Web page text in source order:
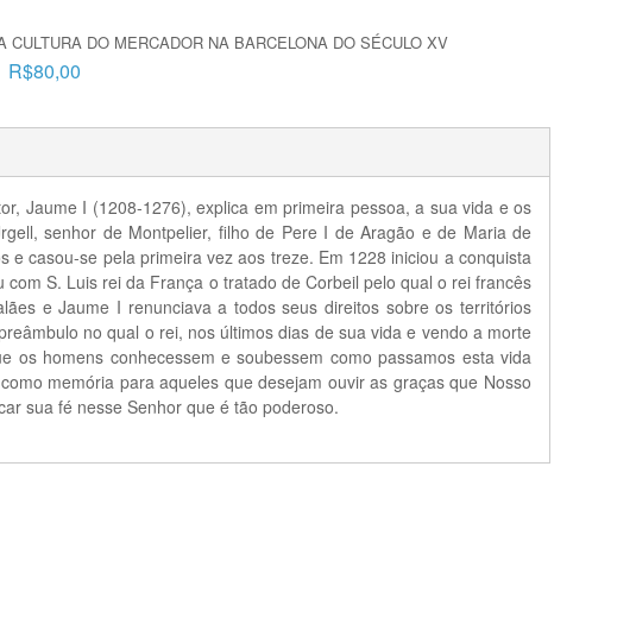
CULTURA DO MERCADOR NA BARCELONA DO SÉCULO XV
R$80,00
Jaume I (1208-1276), explica em primeira pessoa, a sua vida e os
senhor de Montpelier, filho de Pere I de Aragão e de Maria de
casou-se pela primeira vez aos treze. Em 1228 iniciou a conquista
S. Luis rei da França o tratado de Corbeil pelo qual o rei francês
e Jaume I renunciava a todos seus direitos sobre os territórios
no qual o rei, nos últimos dias de sua vida e vendo a morte
homens conhecessem e soubessem como passamos esta vida
memória para aqueles que desejam ouvir as graças que Nosso
sua fé nesse Senhor que é tão poderoso.